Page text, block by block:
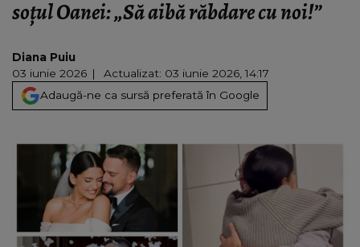
soțul Oanei: „Să aibă răbdare cu noi!”
Diana Puiu
03 iunie 2026
Actualizat: 03 iunie 2026, 14:17
Adaugă-ne ca sursă preferată în Google